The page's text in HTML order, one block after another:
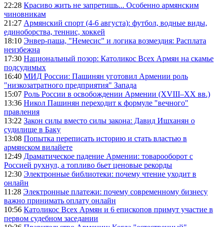
22:28 Красиво жить не запретишь... Особенно армянским
чиновникам
21:27 Армянский спорт (4-6 августа): футбол, водные виды,
единоборства, теннис, хоккей
18:10 Энвер-паша, "Немесис" и логика возмездия: Расплата
неизбежна
17:30 Национальный позор: Католикос Всех Армян на скамье
подсудимых
16:40 МИД России: Пашинян уготовил Армении роль
"низкозатратного предприятия" Запада
15:07 Роль России в освобождении Армении (XVIII–XX вв.)
13:36 Никол Пашинян переходит к формуле "вечного"
правления
13:22 Закон силы вместо силы закона: Давид Ишханян о
судилище в Баку
13:08 Попытка переписать историю и стать властью в
армянском вилайете
12:49 Драматическое падение Армении: товарооборот с
Россией рухнул, а топливо бьет ценовые рекорды
12:30 Электронные библиотеки: почему чтение уходит в
онлайн
11:28 Электронные платежи: почему современному бизнесу
важно принимать оплату онлайн
10:56 Католикос Всех Армян и 6 епископов примут участие в
первом судебном заседании